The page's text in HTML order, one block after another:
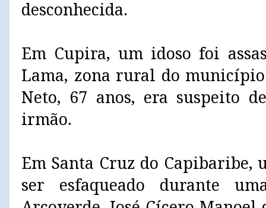
desconhecida.
Em Cupira, um idoso foi
Lama, zona rural do
Neto, 67 anos, era suspeito
irmão.
Em Santa Cruz do Capibaribe,
ser esfaqueado durante